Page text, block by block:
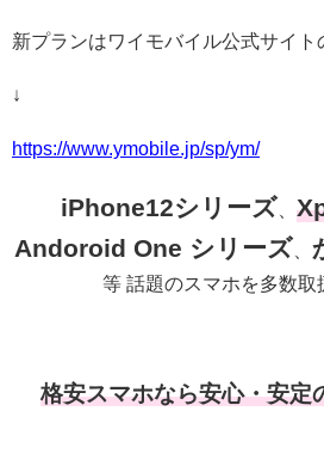
新プランはワイモバイル公式サイト
↓
https://www.ymobile.jp/sp/ym/
iPhone12シリーズ
Andoroid One シリーズ
等 話題のスマホを多数取
格安スマホなら安心・安定